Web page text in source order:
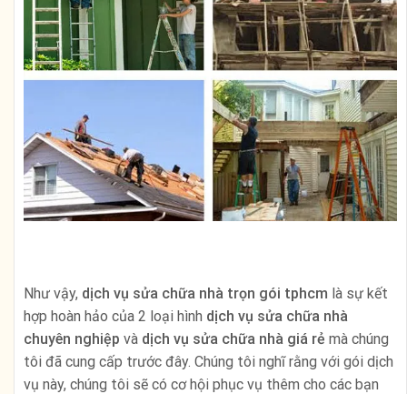
Như vậy, dịch vụ sửa chữa nhà trọn gói tphcm là sự kết
hợp hoàn hảo của 2 loại hình dịch vụ sửa chữa nhà
chuyên nghiệp và dịch vụ sửa chữa nhà giá rẻ mà chúng
tôi đã cung cấp trước đây. Chúng tôi nghĩ rằng với gói dịch
vụ này, chúng tôi sẽ có cơ hội phục vụ thêm cho các bạn